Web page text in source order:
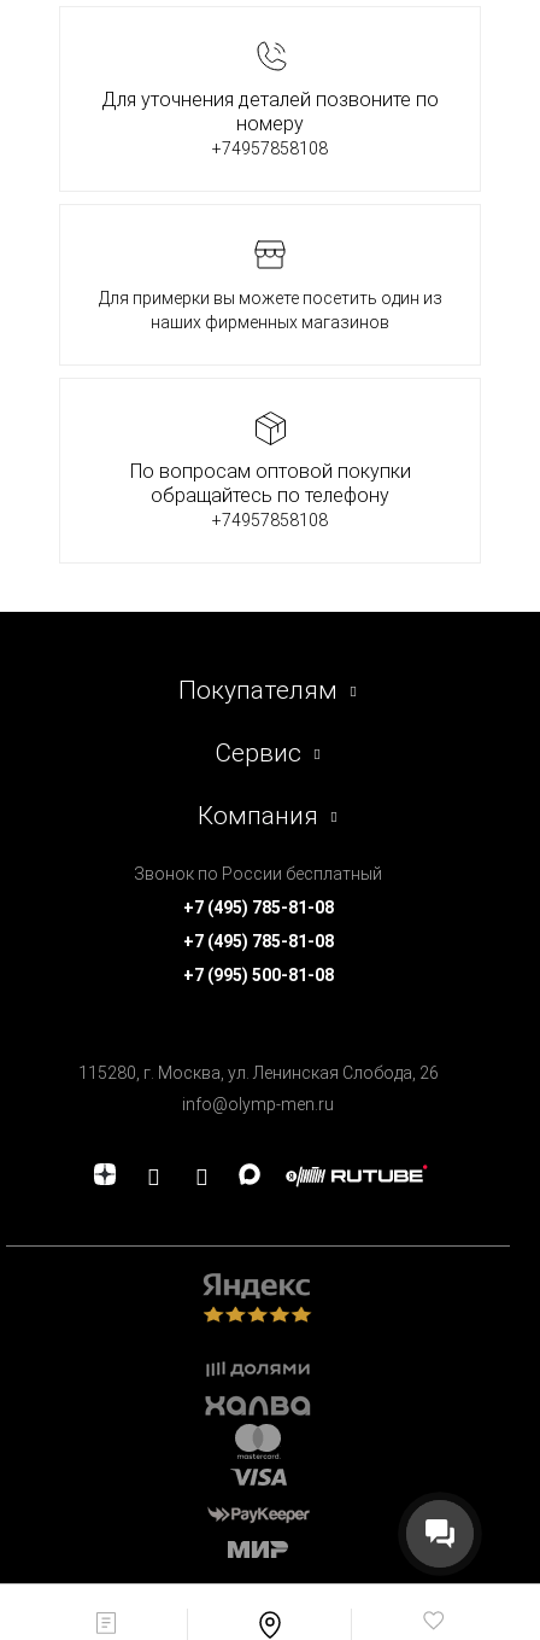
Для уточнения деталей позвоните по
номеру
+74957858108
Для примерки вы можете посетить один из
наших фирменных магазинов
По вопросам оптовой покупки
обращайтесь по телефону
+74957858108
Покупателям
Сервис
Компания
Звонок по России бесплатный
+7 (495) 785-81-08
+7 (495) 785-81-08
+7 (995) 500-81-08
115280, г. Москва, ул. Ленинская Cлобода, 26
info@olymp-men.ru